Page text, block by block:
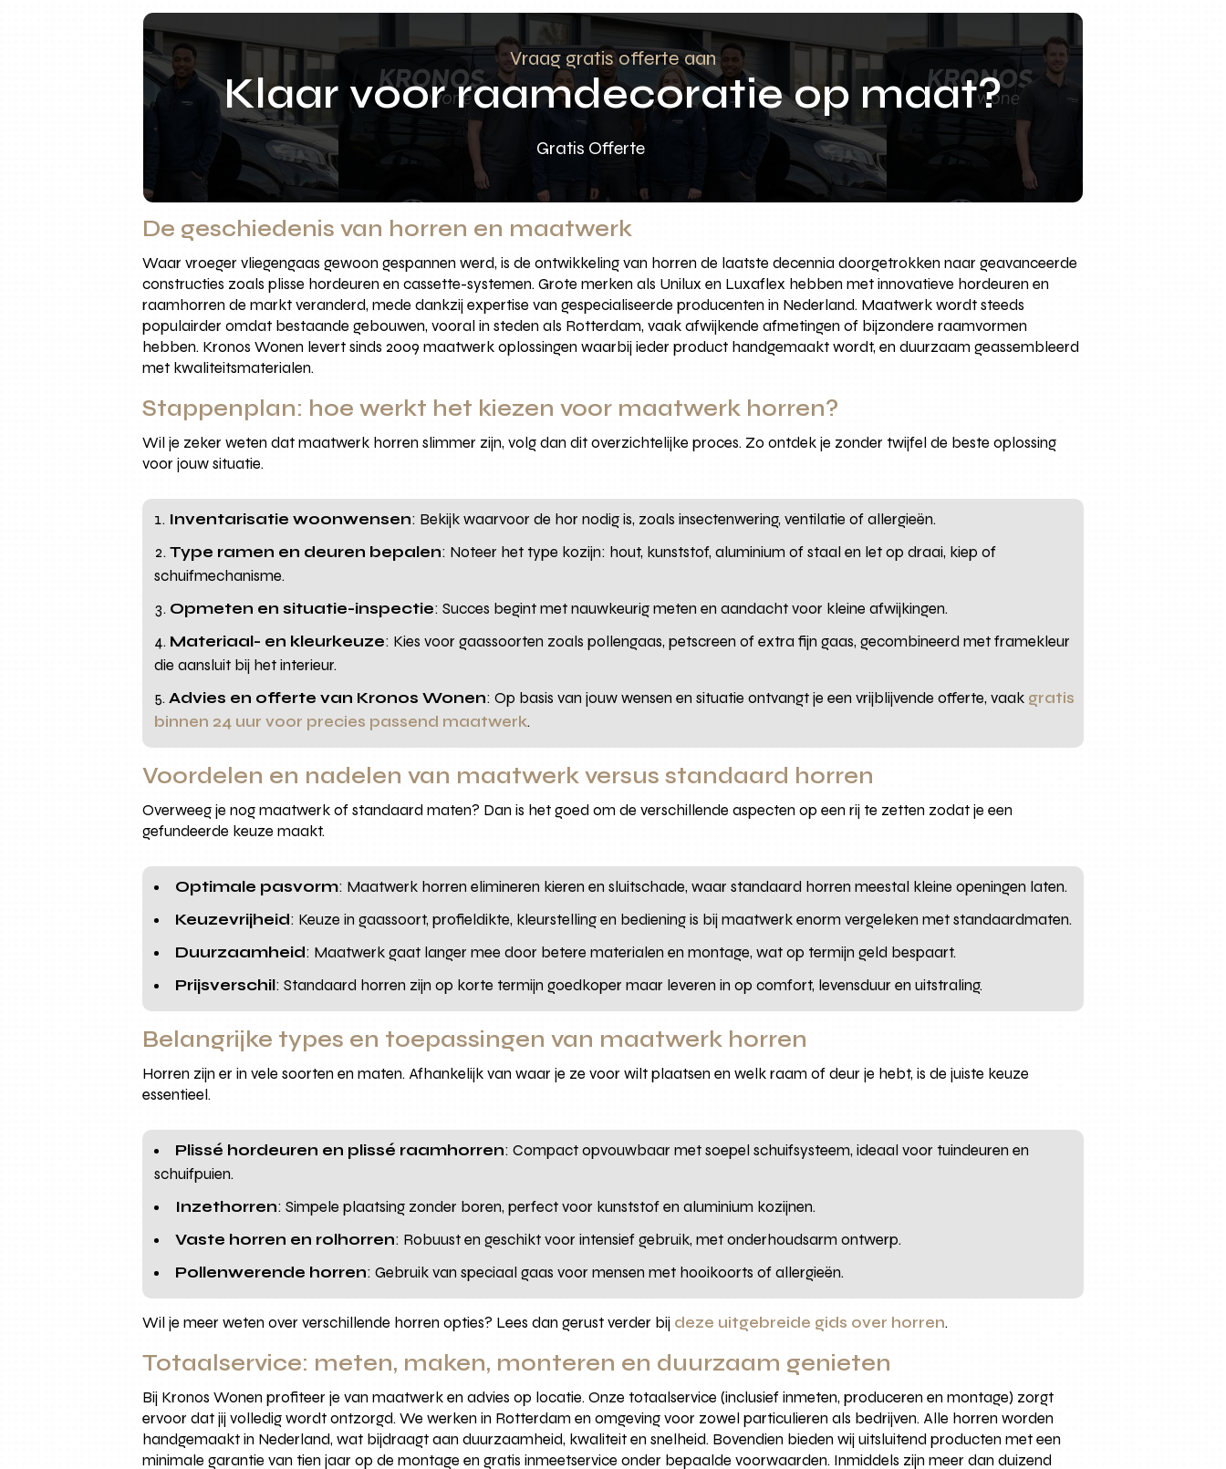
Vraag gratis offerte aan
Klaar voor raamdecoratie op maat?
Gratis Offerte
De geschiedenis van horren en maatwerk
Waar vroeger vliegengaas gewoon gespannen werd, is de ontwikkeling van horren de laatste decennia doorgetrokken naar geavanceerde
constructies zoals plisse hordeuren en cassette-systemen. Grote merken als Unilux en Luxaflex hebben met innovatieve hordeuren en
raamhorren de markt veranderd, mede dankzij expertise van gespecialiseerde producenten in Nederland. Maatwerk wordt steeds
populairder omdat bestaande gebouwen, vooral in steden als Rotterdam, vaak afwijkende afmetingen of bijzondere raamvormen
hebben. Kronos Wonen levert sinds 2009 maatwerk oplossingen waarbij ieder product handgemaakt wordt, en duurzaam geassembleerd
met kwaliteitsmaterialen.
Stappenplan: hoe werkt het kiezen voor maatwerk horren?
Wil je zeker weten dat maatwerk horren slimmer zijn, volg dan dit overzichtelijke proces. Zo ontdek je zonder twijfel de beste oplossing
voor jouw situatie.
Inventarisatie woonwensen: Bekijk waarvoor de hor nodig is, zoals insectenwering, ventilatie of allergieën.
Type ramen en deuren bepalen: Noteer het type kozijn: hout, kunststof, aluminium of staal en let op draai, kiep of
schuifmechanisme.
Opmeten en situatie-inspectie: Succes begint met nauwkeurig meten en aandacht voor kleine afwijkingen.
Materiaal- en kleurkeuze: Kies voor gaassoorten zoals pollengaas, petscreen of extra fijn gaas, gecombineerd met framekleur
die aansluit bij het interieur.
Advies en offerte van Kronos Wonen: Op basis van jouw wensen en situatie ontvangt je een vrijblijvende offerte, vaak gratis
binnen 24 uur voor precies passend maatwerk.
Voordelen en nadelen van maatwerk versus standaard horren
Overweeg je nog maatwerk of standaard maten? Dan is het goed om de verschillende aspecten op een rij te zetten zodat je een
gefundeerde keuze maakt.
Optimale pasvorm: Maatwerk horren elimineren kieren en sluitschade, waar standaard horren meestal kleine openingen laten.
Keuzevrijheid: Keuze in gaassoort, profieldikte, kleurstelling en bediening is bij maatwerk enorm vergeleken met standaardmaten.
Duurzaamheid: Maatwerk gaat langer mee door betere materialen en montage, wat op termijn geld bespaart.
Prijsverschil: Standaard horren zijn op korte termijn goedkoper maar leveren in op comfort, levensduur en uitstraling.
Belangrijke types en toepassingen van maatwerk horren
Horren zijn er in vele soorten en maten. Afhankelijk van waar je ze voor wilt plaatsen en welk raam of deur je hebt, is de juiste keuze
essentieel.
Plissé hordeuren en plissé raamhorren: Compact opvouwbaar met soepel schuifsysteem, ideaal voor tuindeuren en
schuifpuien.
Inzethorren: Simpele plaatsing zonder boren, perfect voor kunststof en aluminium kozijnen.
Vaste horren en rolhorren: Robuust en geschikt voor intensief gebruik, met onderhoudsarm ontwerp.
Pollenwerende horren: Gebruik van speciaal gaas voor mensen met hooikoorts of allergieën.
Wil je meer weten over verschillende horren opties? Lees dan gerust verder bij deze uitgebreide gids over horren.
Totaalservice: meten, maken, monteren en duurzaam genieten
Bij Kronos Wonen profiteer je van maatwerk en advies op locatie. Onze totaalservice (inclusief inmeten, produceren en montage) zorgt
ervoor dat jij volledig wordt ontzorgd. We werken in Rotterdam en omgeving voor zowel particulieren als bedrijven. Alle horren worden
handgemaakt in Nederland, wat bijdraagt aan duurzaamheid, kwaliteit en snelheid. Bovendien bieden wij uitsluitend producten met een
minimale garantie van tien jaar op de montage en gratis inmeetservice onder bepaalde voorwaarden. Inmiddels zijn meer dan duizend